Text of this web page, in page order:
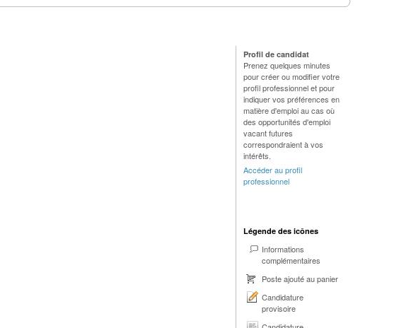
Profil de candidat
Prenez quelques minutes
pour créer ou modifier votre
profil professionnel et pour
indiquer vos préférences en
matière d'emploi au cas où
des opportunités d'emploi
vacant futures
correspondraient à vos
intérêts.
Accéder au profil
professionnel
Légende des icônes
Informations
complémentaires
Poste ajouté au panier
Candidature
provisoire